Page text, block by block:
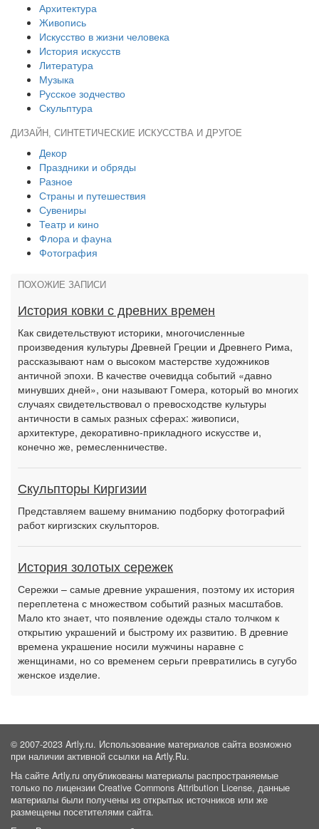
Архитектура
Живопись
Искусство в жизни человека
История искусств
Литература
Музыка
Русское зодчество
Скульптура
ДИЗАЙН, СИНТЕТИЧЕСКИЕ ИСКУССТВА И ДРУГОЕ
Декор
Праздники и обряды
Разное
Страны и путешествия
Сувениры
Театр и кино
Флора и фауна
Фотография
ПОХОЖИЕ ЗАПИСИ
История ковки с древних времен
Как свидетельствуют историки, многочисленные
произведения культуры Древней Греции и Древнего Рима,
рассказывают нам о высоком мастерстве художников
античной эпохи. В качестве очевидца событий «давно
минувших дней», они называют Гомера, который во многих
случаях свидетельствовал о превосходстве культуры
античности в самых разных сферах: живописи,
архитектуре, декоративно-прикладного искусстве и,
конечно же, ремесленничестве.
Скульпторы Киргизии
Представляем вашему вниманию подборку фотографий
работ киргизских скульпторов.
История золотых сережек
Сережки – самые древние украшения, поэтому их история
переплетена с множеством событий разных масштабов.
Мало кто знает, что появление одежды стало толчком к
открытию украшений и быстрому их развитию. В древние
времена украшение носили мужчины наравне с
женщинами, но со временем серьги превратились в сугубо
женское изделие.
© 2007-2023 Artly.ru. Использование материалов сайта возможно
при наличии активной ссылки на Artly.Ru.
На сайте Artly.ru опубликованы материалы распространяемые
только по лицензии Creative Commons Attribution License, данные
материалы были получены из открытых источников или же
размещены посетителями сайта.